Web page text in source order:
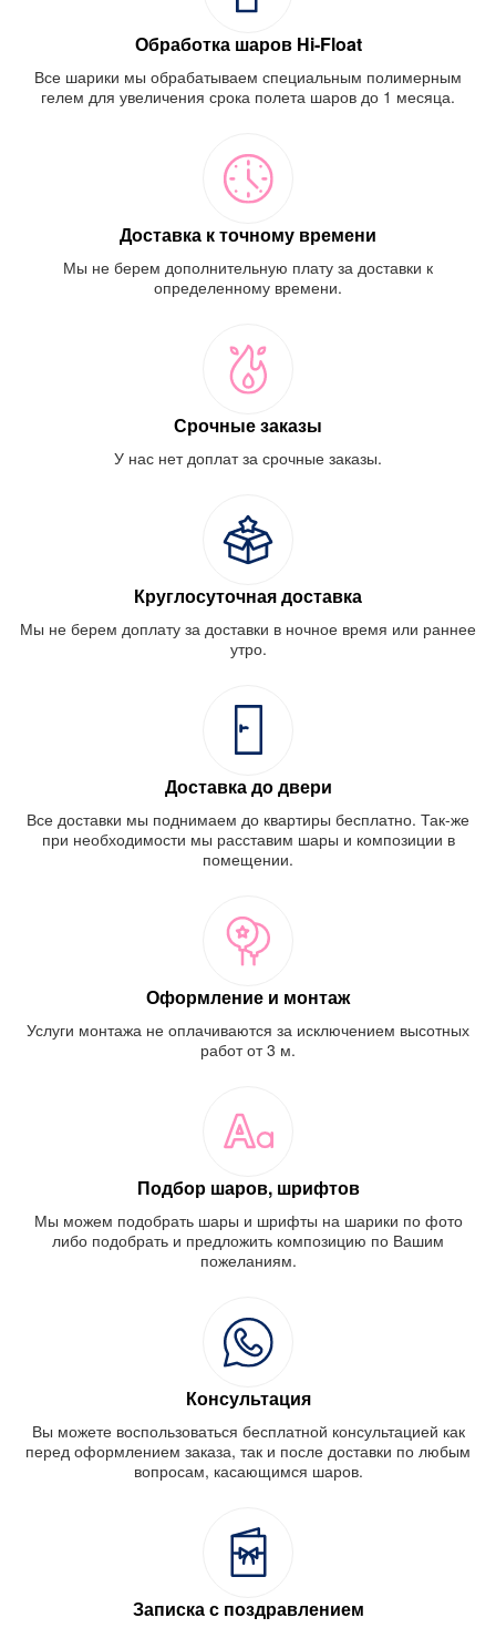
Обработка шаров Hi-Float
Все шарики мы обрабатываем специальным полимерным
гелем для увеличения срока полета шаров до 1 месяца.
Доставка к точному времени
Мы не берем дополнительную плату за доставки к
определенному времени.
Срочные заказы
У нас нет доплат за срочные заказы.
Круглосуточная доставка
Мы не берем доплату за доставки в ночное время или раннее
утро.
Доставка до двери
Все доставки мы поднимаем до квартиры бесплатно. Так-же
при необходимости мы расставим шары и композиции в
помещении.
Оформление и монтаж
Услуги монтажа не оплачиваются за исключением высотных
работ от 3 м.
Подбор шаров, шрифтов
Мы можем подобрать шары и шрифты на шарики по фото
либо подобрать и предложить композицию по Вашим
пожеланиям.
Консультация
Вы можете воспользоваться бесплатной консультацией как
перед оформлением заказа, так и после доставки по любым
вопросам, касающимся шаров.
Записка с поздравлением